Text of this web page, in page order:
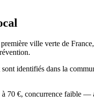
ville verte de
identifiés dans la
70 €, concurrence faible